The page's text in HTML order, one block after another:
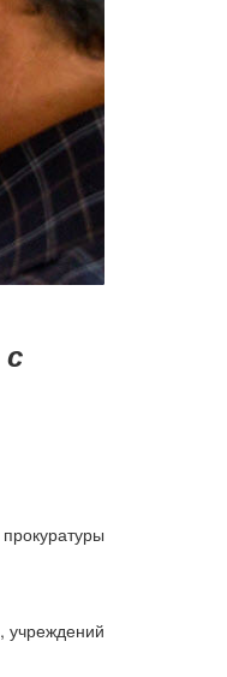
учреждений